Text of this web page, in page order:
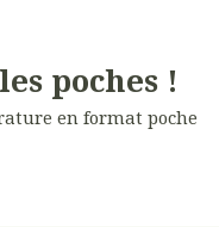
poches !
en format poche